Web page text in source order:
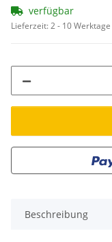
verfügbar
Lieferzeit:2 - 10 Werktage
Beschreibung